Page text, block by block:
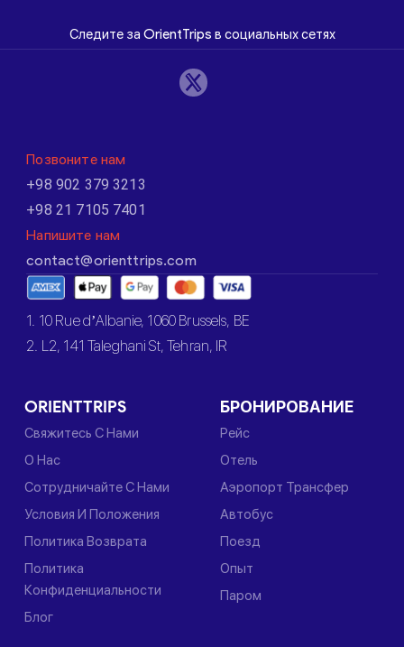
Следите за OrientTrips в социальных сетях
Позвоните нам
+98 902 379 3213
+98 21 7105 7401
Напишите нам
contact@orienttrips.com
1. 10 Rue d’Albanie, 1060 Brussels, BE
2. L2, 141 Taleghani St, Tehran, IR
ORIENTTRIPS
Свяжитесь С Нами
О Нас
Сотрудничайте С Нами
Условия И Положения
Политика Возврата
Политика
Конфиденциальности
Блог
БРОНИРОВАНИЕ
Рейс
Отель
Аэропорт Трансфер
Автобус
Поезд
Опыт
Паром